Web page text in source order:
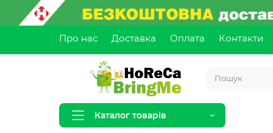
Про нас Доставка Оплата Контакти
Каталог товарів